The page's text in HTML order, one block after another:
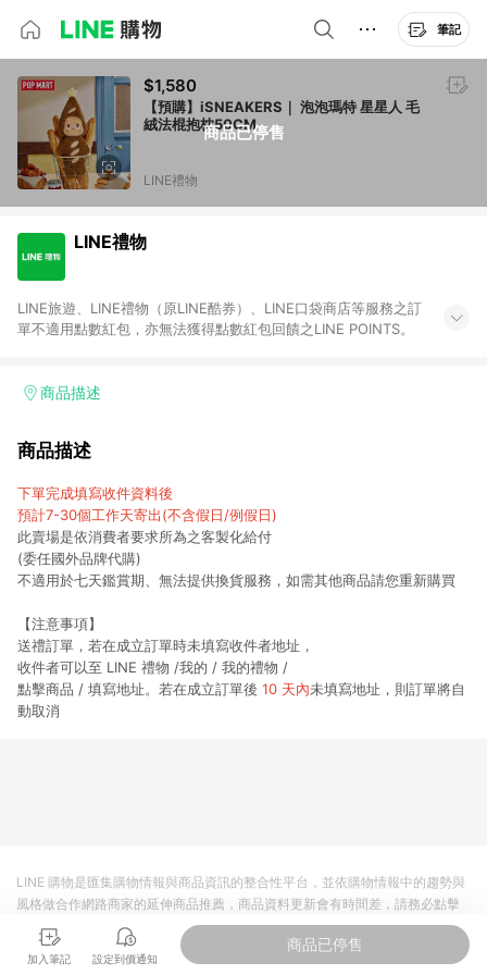
筆記
商品已停售
$1,580
【預購】iSNEAKERS｜ 泡泡瑪特 星星人 毛
絨法棍抱枕50CM
LINE禮物
LINE禮物
LINE旅遊、LINE禮物（原LINE酷券）、LINE口袋商店等服務之訂
單不適用點數紅包，亦無法獲得點數紅包回饋之LINE POINTS。
商品描述
商品描述
下單完成填寫收件資料後
預計7-30個工作天寄出(不含假日/例假日)
此賣場是依消費者要求所為之客製化給付
(委任國外品牌代購)
不適用於七天鑑賞期、無法提供換貨服務，如需其他商品請您重新購買
【注意事項】
送禮訂單，若在成⽴訂單時未填寫收件者地址，
收件者可以⾄ LINE 禮物 /我的 / 我的禮物 /
點擊商品 / 填寫地址。若在成⽴訂單後 10 天內未填寫地址，則訂單將⾃
動取消
加入筆記 設定到價通知
商品已停售
LINE 購物是匯集購物情報與商品資訊的整合性平台，並依購物情報中的趨勢與
風格做合作網路商家的延伸商品推薦，商品資料更新會有時間差，請務必點擊
商品至各合作網路商家，確認現售價與購物條件，一切資訊以合作廠商網頁為
準。